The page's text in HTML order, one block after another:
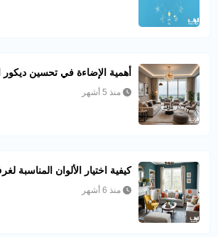
أهمية الإضاءة في تحسين ديكور
منذ 5 أشهر
كيفية اختيار الألوان المناسبة
منذ 6 أشهر